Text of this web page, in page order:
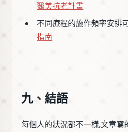
醫美抗老計畫
不同療程的施作頻率安排
指南
九、結語
每個人的狀況都不一樣,文章寫